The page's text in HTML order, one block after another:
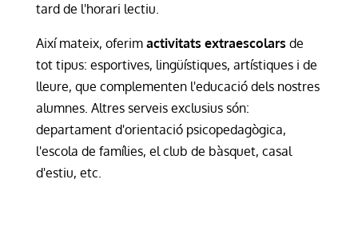
tard de l'horari lectiu.
Així mateix, oferim activitats extraescolars de
tot tipus: esportives, lingüístiques, artístiques i de
lleure, que complementen l'educació dels nostres
alumnes. Altres serveis exclusius són:
departament d'orientació psicopedagògica,
l'escola de famílies, el club de bàsquet, casal
d'estiu, etc.